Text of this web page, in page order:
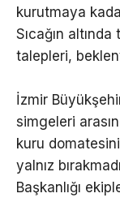
kurutmaya
Sıcağın
talepleri,
İzmir
simgeleri
kuru
yalnız
Başkanlığı